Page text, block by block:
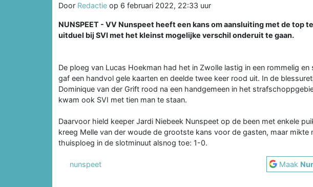
Door Redactie op 6 februari 2022, 22:33 uur
NUNSPEET - VV Nunspeet heeft een kans om aansluiting met de top
uitduel bij SVI met het kleinst mogelijke verschil onderuit te gaan.
De ploeg van Lucas Hoekman had het in Zwolle lastig in een rommelig
gaf een handvol gele kaarten en deelde twee keer rood uit. In de
Dominique van der Grift rood na een handgemeen in het
kwam ook SVI met tien man te staan.
Daarvoor hield keeper Jardi Niebeek Nunspeet op de been met enkele
kreeg Melle van der woude de grootste kans voor de gasten, maar mikte
thuisploeg in de slotminuut alsnog toe: 1-0.
nunspeet Maak